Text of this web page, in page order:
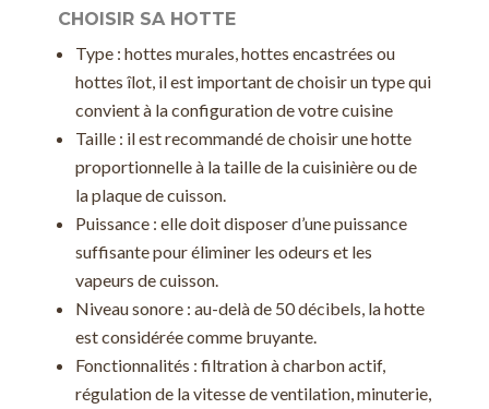
CHOISIR SA HOTTE
Type : hottes murales, hottes encastrées ou
hottes îlot, il est important de choisir un type qui
convient à la configuration de votre cuisine
Taille : il est recommandé de choisir une hotte
proportionnelle à la taille de la cuisinière ou de
la plaque de cuisson.
Puissance : elle doit disposer d’une puissance
suffisante pour éliminer les odeurs et les
vapeurs de cuisson.
Niveau sonore : au-delà de 50 décibels, la hotte
est considérée comme bruyante.
Fonctionnalités : filtration à charbon actif,
régulation de la vitesse de ventilation, minuterie,